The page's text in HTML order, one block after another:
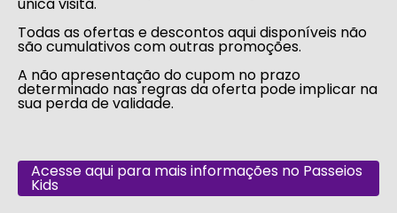
única visita.
Todas as ofertas e descontos aqui disponíveis não
são cumulativos com outras promoções.
A não apresentação do cupom no prazo
determinado nas regras da oferta pode implicar na
sua perda de validade.
Acesse aqui para mais informações no Passeios
Kids